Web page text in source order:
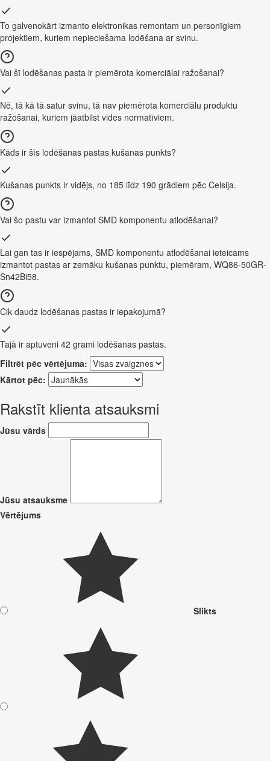
To galvenokārt izmanto elektronikas remontam un personīgiem
projektiem, kuriem nepieciešama lodēšana ar svinu.
Vai šī lodēšanas pasta ir piemērota komerciālai ražošanai?
Nē, tā kā tā satur svinu, tā nav piemērota komerciālu produktu
ražošanai, kuriem jāatbilst vides normatīviem.
Kāds ir šīs lodēšanas pastas kušanas punkts?
Kušanas punkts ir vidējs, no 185 līdz 190 grādiem pēc Celsija.
Vai šo pastu var izmantot SMD komponentu atlodēšanai?
Lai gan tas ir iespējams, SMD komponentu atlodēšanai ieteicams
izmantot pastas ar zemāku kušanas punktu, piemēram, WQ86-50GR-
Sn42Bi58.
Cik daudz lodēšanas pastas ir iepakojumā?
Tajā ir aptuveni 42 grami lodēšanas pastas.
Filtrēt pēc vērtējuma:
Kārtot pēc:
Rakstīt klienta atsauksmi
Jūsu vārds
Jūsu atsauksme
Vērtējums
Slikts